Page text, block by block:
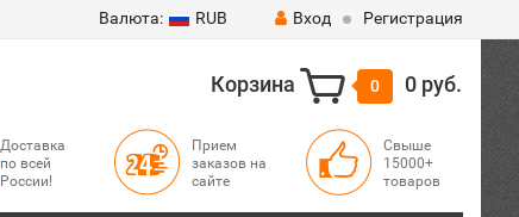
Валюта: RUB Вход Регистрация
Корзина 0 0 руб.
Доставка
по всей
России!
Прием
заказов на
сайте
Свыше
15000+
товаров